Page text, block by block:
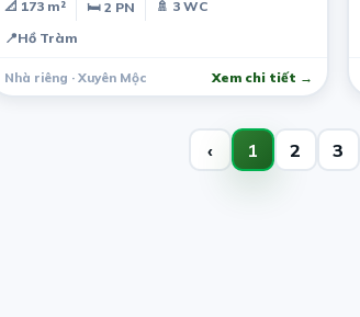
📐 173 m² 🛏 2 PN
🚿 3 WC
📍Hồ Tràm
Nhà riêng · Xuyên Mộc Xem chi tiết →
‹ 1 2 3